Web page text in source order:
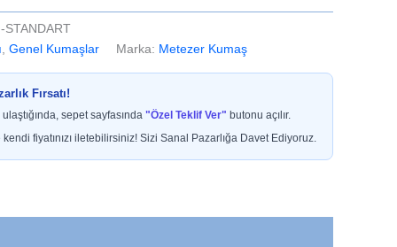
STANDART
, Genel Kumaşlar Marka: Metezer Kumaş
Fırsatı!
sepet sayfasında "Özel Teklif Ver" butonu açılır.
kendi fiyatınızı iletebilirsiniz! Sizi Sanal Pazarlığa Davet Ediyoruz.